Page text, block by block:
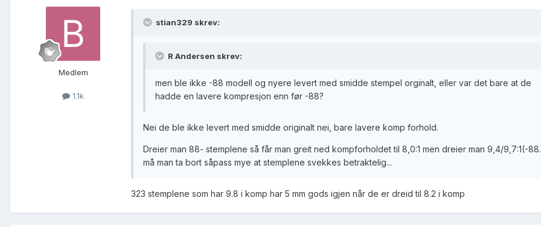
Medlem
1.1k
stian329 skrev:
R Andersen skrev:
men ble ikke -88 modell og nyere levert med smidde stempel orginalt, eller var det bare at de
hadde en lavere kompresjon enn før -88?
Nei de ble ikke levert med smidde originalt nei, bare lavere komp forhold.
Dreier man 88- stemplene så får man greit ned kompforholdet til 8,0:1 men dreier man 9,4/9,7:1(-
må man ta bort såpass mye at stemplene svekkes betraktelig...
323 stemplene som har 9.8 i komp har 5 mm gods igjen når de er dreid til 8.2 i komp